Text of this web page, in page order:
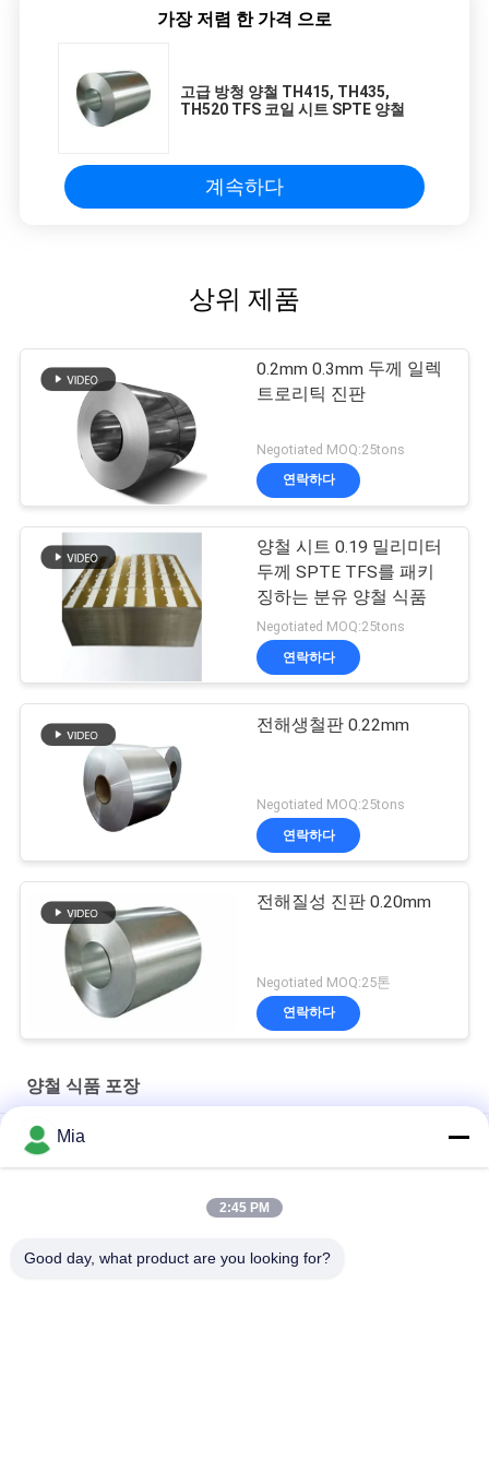
가장 저렴 한 가격 으로
고급 방청 양철 TH415, TH435,
TH520 TFS 코일 시트 SPTE 양철
계속하다
상위 제품
0.2mm 0.3mm 두께 일렉
트로리틱 진판
Negotiated MOQ:25tons
연락하다
양철 시트 0.19 밀리미터
두께 SPTE TFS를 패키
징하는 분유 양철 식품
Negotiated MOQ:25tons
연락하다
전해생철판 0.22mm
Negotiated MOQ:25tons
연락하다
전해질성 진판 0.20mm
Negotiated MOQ:25톤
연락하다
양철 식품 포장
분유 전해석 도금판을 위해 패키징하는 프라임 ETP 양철 식품 등
우수한 내열성 코일 시트 TFS SPTE의 무광택 양철
고급 방청 양철 TH415, TH435, TH520 TFS 코일 시트 SPTE 양철
Mia
2:45 PM
Good day, what product are you looking for?